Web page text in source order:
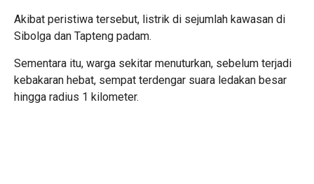
Akibat peristiwa tersebut, listrik di sejumlah kawasan di
Sibolga dan Tapteng padam.
Sementara itu, warga sekitar menuturkan, sebelum terjadi
kebakaran hebat, sempat terdengar suara ledakan besar
hingga radius 1 kilometer.